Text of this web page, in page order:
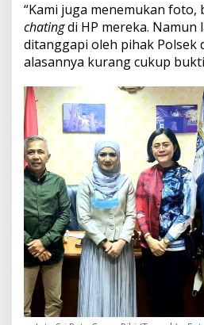
“Kami juga menemukan
chatingdi HP mereka. Namun
ditanggapi oleh pihak Polsek
alasannya kurang cukup